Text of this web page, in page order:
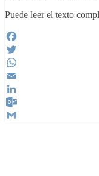
Puede leer el texto
Facebook
Twitter
WhatsApp
Email
LinkedIn
Outlook.com